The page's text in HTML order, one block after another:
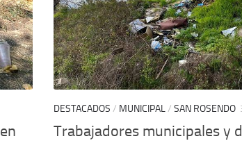
DESTACADOS / MUNICIPAL/ SAN ROSENDO
Trabajadores municipales y